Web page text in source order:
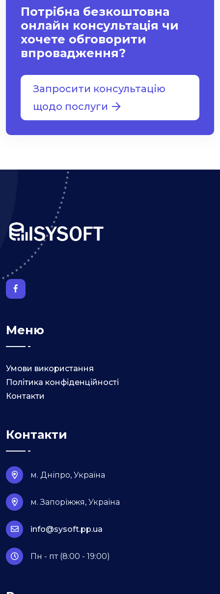
Потрібна безкоштовна
онлайн консультація чи
хочете обговорити
впровадження?
Запросити консультацію
щодо послуги
Меню
Умови використання
Політика конфіденційності
Контакти
Контакти
м. Дніпро, Україна
м. Запоріжжя, Україна
info@sysoft.pp.ua
Пн - пт (8:00 - 19:00)